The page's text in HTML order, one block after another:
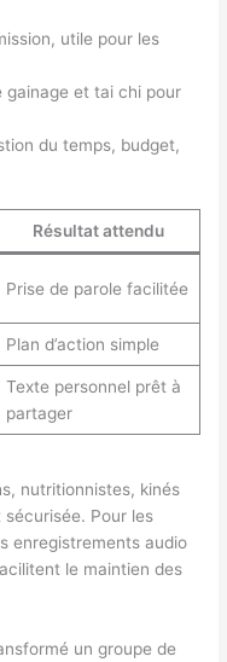
utile pour les
gainage et tai chi pour
du temps, budget,
Résultat attendu
Prise de parole facilitée
Plan d’action simple
Texte personnel prêt à
partager
nutritionnistes, kinés
Pour les
enregistrements audio
le maintien des
un groupe de